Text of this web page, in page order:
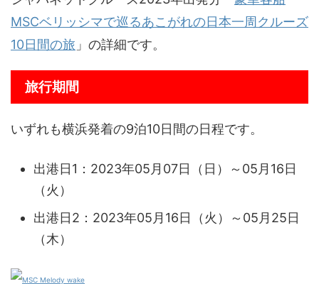
MSCベリッシマで巡るあこがれの日本一周クルーズ
10日間の旅 」の詳細です。
旅行期間
いずれも横浜発着の9泊10日間の日程です。
出港日1：2023年05月07日（日）～05月16日
（火）
出港日2：2023年05月16日（火）～05月25日
（木）